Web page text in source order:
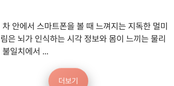
차 안에서 스마트폰을 볼 때 느껴지는 지독한 멀미
은 뇌가 인식하는 시각 정보와 몸이 느끼는 물리
일치에서 ...
더보기